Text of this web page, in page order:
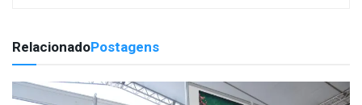
RelacionadoPostagens